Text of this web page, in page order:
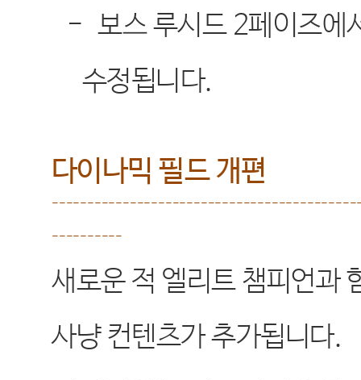
- 보스 루시드 2페이즈에
수정됩니다.
다이나믹 필드 개편
----------
새로운 적 엘리트 챔피언과
사냥 컨텐츠가 추가됩니다.